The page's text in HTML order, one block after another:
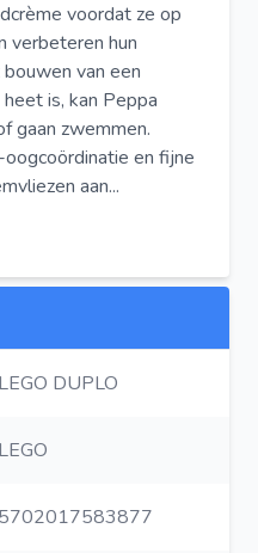
voordat ze op
verbeteren hun
van een
is, kan Peppa
gaan zwemmen.
en fijne
aan...
LEGO DUPLO
LEGO
5702017583877